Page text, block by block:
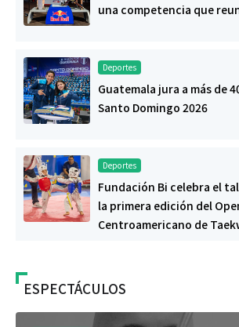
una competencia que
Deportes
Guatemala jura a más de
Santo Domingo 2026
Deportes
Fundación Bi celebra el
la primera edición del
Centroamericano de
ESPECTÁCULOS